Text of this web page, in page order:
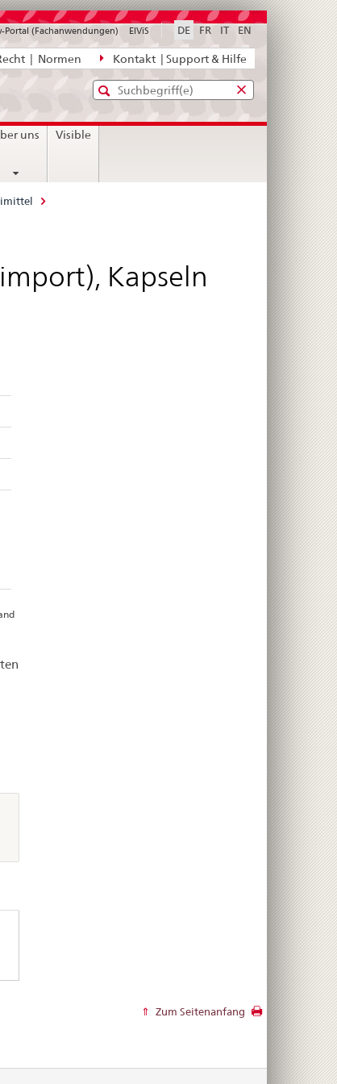
| Normen Kontakt | Support & Hilfe
DE FR IT EN
Portal (Fachanwendungen) ElViS
Standard-
Suche
Eingabefenster
diefür
uns Visible
Kapseln
Zum Seitenanfang